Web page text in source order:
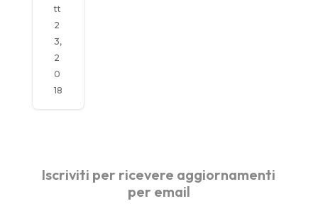
titari
tt
2
3,
2
0
18
Iscriviti per ricevere aggiornamenti
per email